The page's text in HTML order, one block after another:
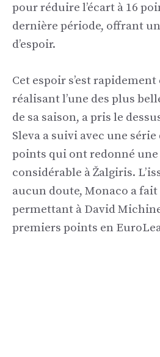
pour réduire l’écart à 16
dernière période, offrant
d’espoir.
Cet espoir s’est
réalisant l’une des plus
de sa saison, a pris le
Sleva a suivi avec une
points qui ont redonné une
considérable à Žalgiris.
aucun doute, Monaco a
permettant à David
premiers points en